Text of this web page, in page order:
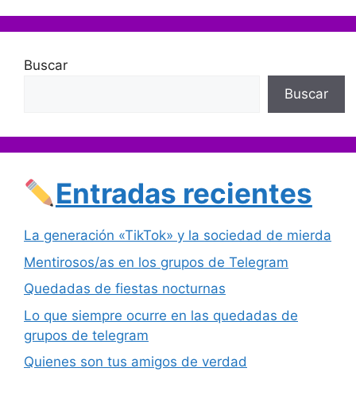
Buscar
Buscar
Entradas recientes
La generación «TikTok» y la sociedad de mierda
Mentirosos/as en los grupos de Telegram
Quedadas de fiestas nocturnas
Lo que siempre ocurre en las quedadas de
grupos de telegram
Quienes son tus amigos de verdad